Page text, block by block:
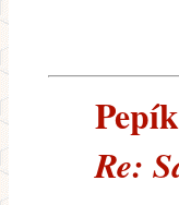
Re: